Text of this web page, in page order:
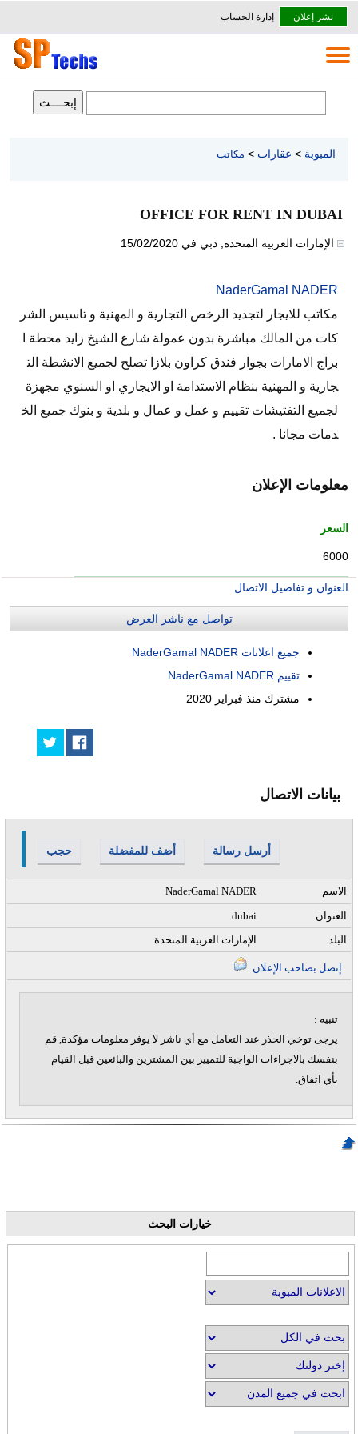
نشر إعلان إدارة الحساب
المبوبة > عقارات > مكاتب
OFFICE FOR RENT IN DUBAI
الإمارات العربية المتحدة ,دبي في 15/02/2020
NaderGamal NADER
مكاتب للايجار لتجديد الرخص التجارية و المهنية و تاسيس الشر
كات من المالك مباشرة بدون عمولة شارع الشيخ زايد محطة ا
براج الامارات بجوار فندق كراون بلازا تصلح لجميع الانشطة الت
جارية و المهنية بنظام الاستدامة او الايجاري او السنوي مجهزة
لجميع التفتيشات تقييم و عمل و عمال و بلدية و بنوك جميع الخ
دمات مجانا .
معلومات الإعلان
السعر
6000
العنوان و تفاصيل الاتصال
تواصل مع ناشر العرض
جميع اعلانات NaderGamal NADER
تقييم NaderGamal NADER
مشترك منذ فبراير 2020
بيانات الاتصال
حجب أضف للمفضلة أرسل رسالة
NaderGamal NADER الاسم
dubai
العنوان
الإمارات العربية المتحدة
البلد
تنبيه :
يرجى توخي الحذر عند التعامل مع أي ناشر لا يوفر معلومات مؤكدة, قم
بنفسك بالاجراءات الواجبة للتمييز بين المشترين والبائعين قبل القيام
بأي اتفاق.
خيارات البحث